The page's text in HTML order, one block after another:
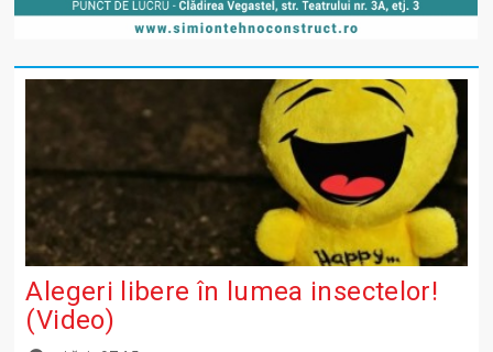
Alegeri libere în lumea insectelor!
(Video)